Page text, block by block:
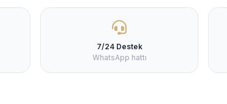
7/24 Destek
WhatsApp hattı